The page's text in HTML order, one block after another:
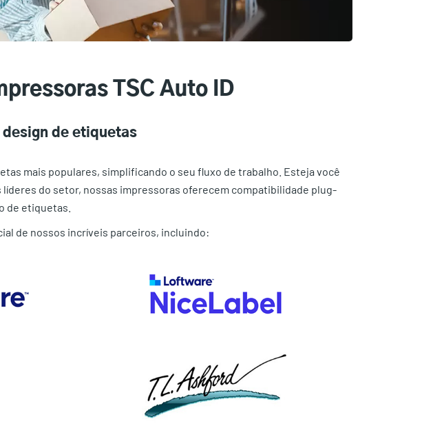
TSC Auto ID
design de etiquetas
mais populares, simplificando o seu fluxo de trabalho. Esteja você
do setor, nossas impressoras oferecem compatibilidade plug-
de etiquetas.
de nossos incríveis parceiros, incluindo: